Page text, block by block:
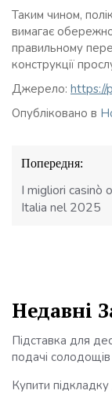
Таким чином,
вимагає
правильному
конструкції
Джерело: https://
Опубліковано в
Навігація
записів
Попередня:
I migliori casinò
Italia nel 2025
Недавні
Підставка для
подачі солодощів
Купити підкладку